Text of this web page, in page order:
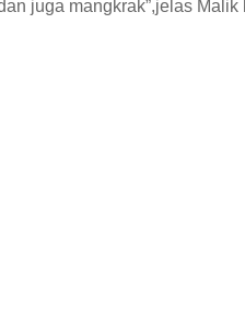
juga mangkrak”,jelas Malik